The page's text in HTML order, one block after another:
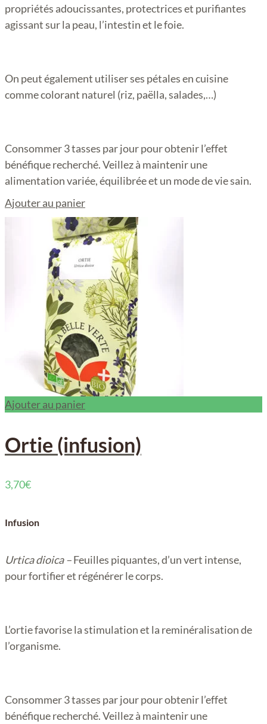
propriétés adoucissantes, protectrices et purifiantes
agissant sur la peau, l’intestin et le foie.
On peut également utiliser ses pétales en cuisine
comme colorant naturel (riz, paëlla, salades,…)
Consommer 3 tasses par jour pour obtenir l’effet
bénéfique recherché. Veillez à maintenir une
alimentation variée, équilibrée et un mode de vie sain.
Ajouter au panier
Ajouter au panier
Ortie (infusion)
3,70€
Infusion
Urtica dioica –Feuilles piquantes, d’un vert intense,
pour fortifier et régénérer le corps.
L’ortie favorise la stimulation et la reminéralisation de
l’organisme.
Consommer 3 tasses par jour pour obtenir l’effet
bénéfique recherché. Veillez à maintenir une